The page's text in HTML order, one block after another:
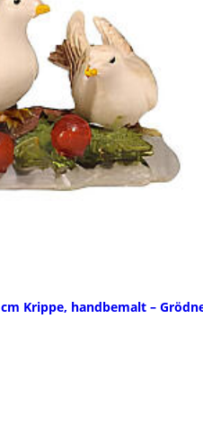
Krippe, handbemalt –